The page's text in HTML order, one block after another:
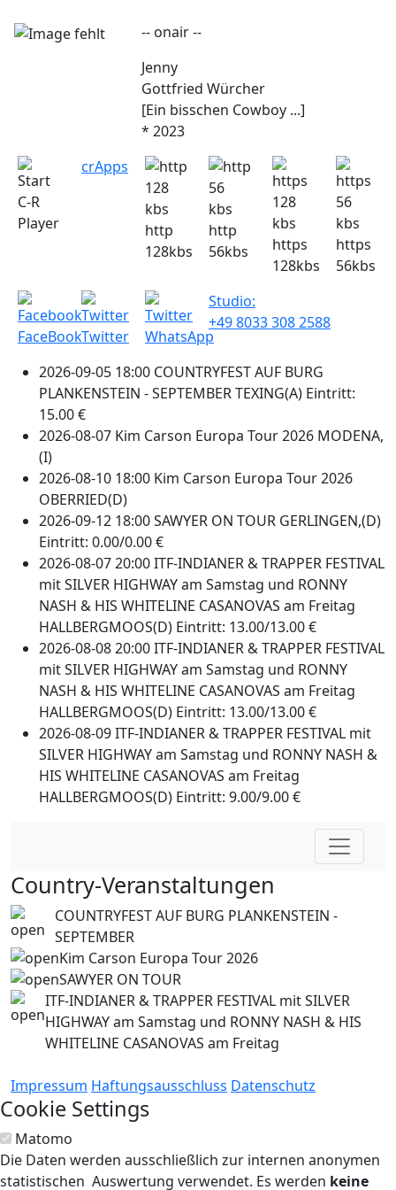
-- onair --
Jenny
Gottfried Würcher
[Ein bisschen Cowboy ...]
* 2023
C-R
Player
crApps
http
128kbs
http
56kbs
https
128kbs
https
56kbs
FaceBookTwitter WhatsApp
Studio:
+49 8033 308 2588
2026-09-05 18:00 COUNTRYFEST AUF BURG
PLANKENSTEIN - SEPTEMBER TEXING(A) Eintritt:
15.00 €
2026-08-07 Kim Carson Europa Tour 2026 MODENA,
(I)
2026-08-10 18:00 Kim Carson Europa Tour 2026
OBERRIED(D)
2026-09-12 18:00 SAWYER ON TOUR GERLINGEN,(D)
Eintritt: 0.00/0.00 €
2026-08-07 20:00 ITF-INDIANER & TRAPPER FESTIVAL
mit SILVER HIGHWAY am Samstag und RONNY
NASH & HIS WHITELINE CASANOVAS am Freitag
HALLBERGMOOS(D) Eintritt: 13.00/13.00 €
2026-08-08 20:00 ITF-INDIANER & TRAPPER FESTIVAL
mit SILVER HIGHWAY am Samstag und RONNY
NASH & HIS WHITELINE CASANOVAS am Freitag
HALLBERGMOOS(D) Eintritt: 13.00/13.00 €
2026-08-09 ITF-INDIANER & TRAPPER FESTIVAL mit
SILVER HIGHWAY am Samstag und RONNY NASH &
HIS WHITELINE CASANOVAS am Freitag
HALLBERGMOOS(D) Eintritt: 9.00/9.00 €
Country-Veranstaltungen
COUNTRYFEST AUF BURG PLANKENSTEIN -
SEPTEMBER
Kim Carson Europa Tour 2026
SAWYER ON TOUR
ITF-INDIANER & TRAPPER FESTIVAL mit SILVER
HIGHWAY am Samstag und RONNY NASH & HIS
WHITELINE CASANOVAS am Freitag
Impressum Haftungsausschluss Datenschutz
Cookie Settings
Matomo
Die Daten werden ausschließlich zur internen anonymen
statistischen Auswertung verwendet. Es werden keine